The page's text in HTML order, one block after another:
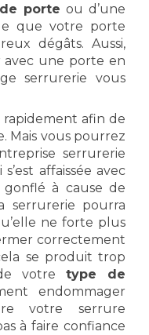
porte ou d’une
que votre porte
dégâts. Aussi,
une porte en
serrurerie vous
rapidement afin de
Mais vous pourrez
serrurerie
affaissée avec
à cause de
serrurerie pourra
ne forte plus
correctement
se produit trop
votretype de
endommager
votre serrure
à faire confiance